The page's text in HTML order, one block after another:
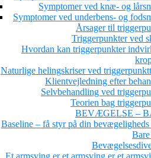
Symptomer ved knæ- og
Symptomer ved underbens- og
Årsager til
Triggerpunkter ved
Hvordan kan triggerpunkter
Naturlige helingskriser ved
Klientvejledning efter
Selvbehandling ved
Teorien bag
BEVÆGELSE –
Baseline – få styr på din bevægeligheds